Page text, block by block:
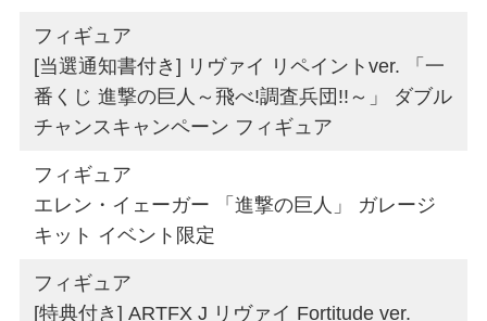
フィギュア
[当選通知書付き] リヴァイ リペイントver. 「一
番くじ 進撃の巨人～飛べ!調査兵団!!～」 ダブル
チャンスキャンペーン フィギュア
フィギュア
エレン・イェーガー 「進撃の巨人」 ガレージ
キット イベント限定
フィギュア
[特典付き] ARTFX J リヴァイ Fortitude ver.